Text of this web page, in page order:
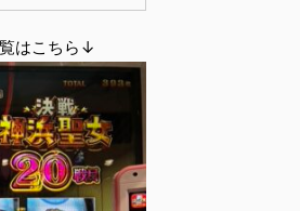
はこちら↓